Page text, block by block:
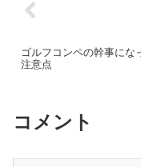
ゴルフコンペの幹事にな
注意点
コメント